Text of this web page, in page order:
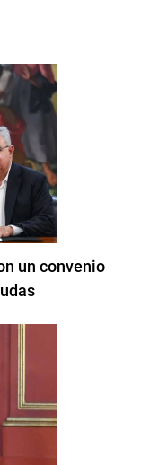
un convenio